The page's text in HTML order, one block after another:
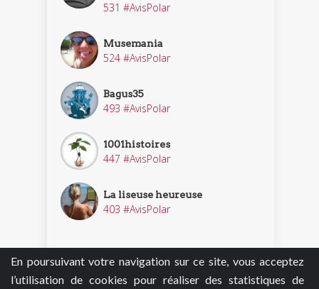
En poursuivant votre navigation sur ce site, vous acceptez
l’utilisation de cookies pour réaliser des statistiques de
531 #AvisPolar
Musemania
524 #AvisPolar
Bagus35
493 #AvisPolar
1001histoires
447 #AvisPolar
La liseuse heureuse
403 #AvisPolar
Découvrir nos enquêteurs